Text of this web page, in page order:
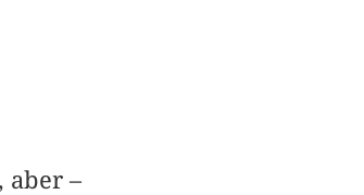
aber –